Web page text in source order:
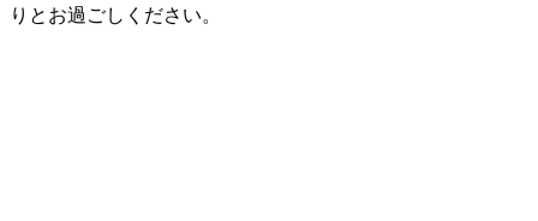
りとお過ごしください。